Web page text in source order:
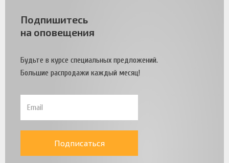
Подпишитесь
на оповещения
Будьте в курсе специальных предложений.
Большие распродажи каждый месяц!
Подписаться